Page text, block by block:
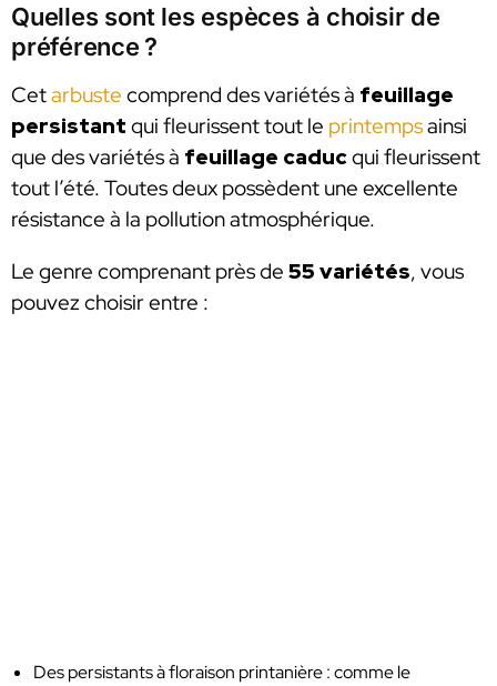
Quelles sont les espèces à choisir de
préférence ?
Cetarbuste comprend des variétés à feuillage
persistant qui fleurissent tout le printempsainsi
que des variétés à feuillage caducqui fleurissent
tout l’été. Toutes deux possèdent une excellente
résistance à la pollution atmosphérique.
Le genre comprenant près de 55 variétés, vous
pouvez choisir entre :
Des persistants à floraison printanière : comme le